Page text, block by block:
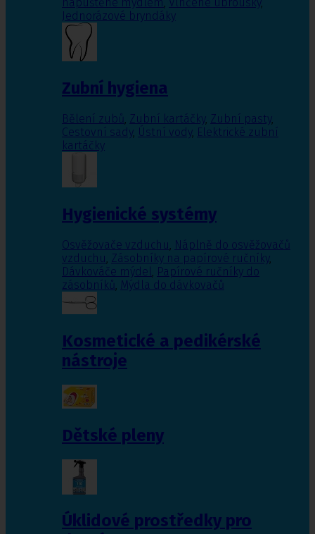
Jednorázové bryndáky
Zubní hygiena
Bělení zubů, Zubní kartáčky, Zubní pasty,
Cestovní sady, Ústní vody, Elektrické zubní
kartáčky
Hygienické systémy
Osvěžovače vzduchu, Náplně do osvěžovačů
vzduchu, Zásobníky na papírové ručníky,
Dávkováče mýdel, Papírové ručníky do
zásobníků, Mýdla do dávkovačů
Kosmetické a pedikérské
nástroje
Dětské pleny
Úklidové prostředky pro